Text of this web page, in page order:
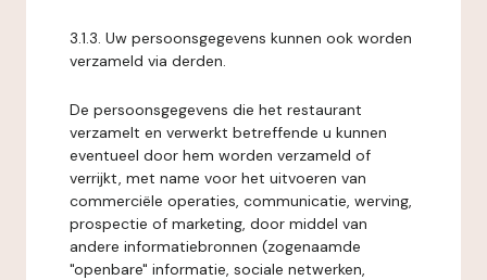
3.1.3. Uw persoonsgegevens kunnen ook worden
verzameld via derden.
De persoonsgegevens die het restaurant
verzamelt en verwerkt betreffende u kunnen
eventueel door hem worden verzameld of
verrijkt, met name voor het uitvoeren van
commerciële operaties, communicatie, werving,
prospectie of marketing, door middel van
andere informatiebronnen (zogenaamde
"openbare" informatie, sociale netwerken,